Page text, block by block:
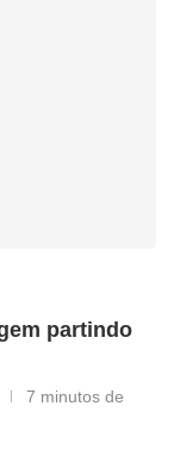
partindo
7 minutos de